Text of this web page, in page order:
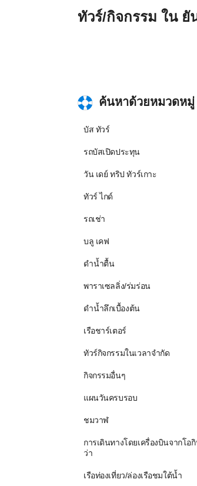
ทัวร์/กิจกรรม ใน
ค้นหาด้วยหมวดหมู่
บัส ทัวร์
รถบัสเปิดประทุน
วัน เดย์ ทริป ทัวร์เกาะ
ทัวร์ ไกด์
รถเช่า
บลู เคฟ
ดำน้ำตื้น
พาราเซลลิ่ง/ร่มร่อน
ดำน้ำลึกเบื้องต้น
เรือชาร์เตอร์
ทัวร์กิจกรรมในเวลาจำกัด
กิจกรรมอื่นๆ
แผนวันครบรอบ
ชมวาฬ
การเดินทางโดยเครื่องบินจากโอ
ว่า
เรือท่องเที่ยว/ล่องเรือชมใต้น้ำ